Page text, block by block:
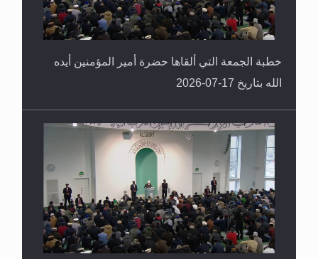
خطبة الجمعة التي ألقاها حضرة أمير المؤمنين أيده
الله بتاريخ 17-07-2026